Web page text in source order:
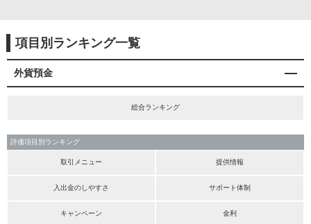
項目別ランキング一覧
外貨預金
総合ランキング
評価項目別ランキング
取引メニュー 提供情報
入出金のしやすさ サポート体制
キャンペーン 金利